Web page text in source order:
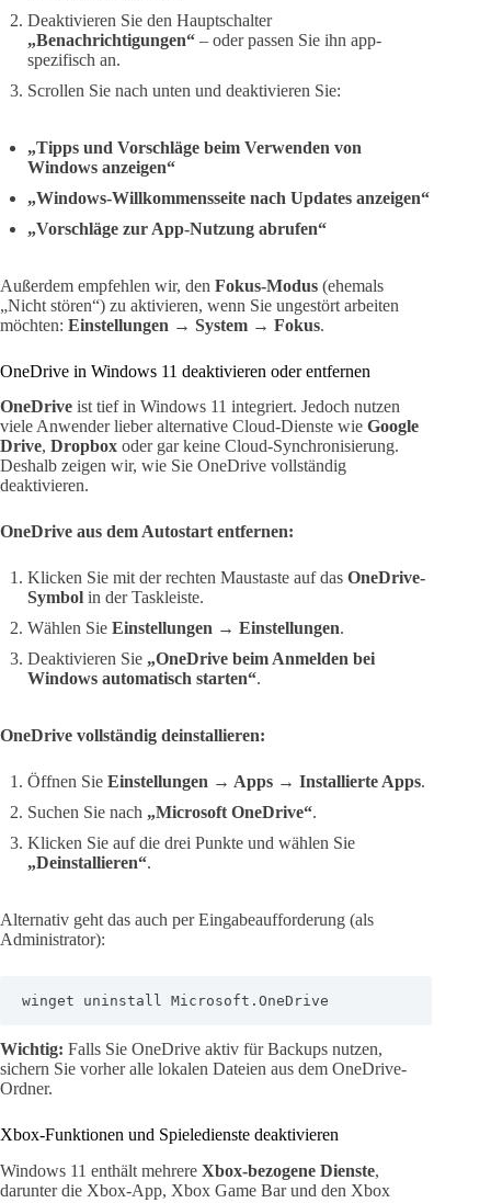
Deaktivieren Sie den Hauptschalter
„Benachrichtigungen“ – oder passen Sie ihn app-
spezifisch an.
Scrollen Sie nach unten und deaktivieren Sie:
„Tipps und Vorschläge beim Verwenden von
Windows anzeigen“
„Windows-Willkommensseite nach Updates anzeigen“
„Vorschläge zur App-Nutzung abrufen“
Außerdem empfehlen wir, den Fokus-Modus (ehemals
„Nicht stören“) zu aktivieren, wenn Sie ungestört arbeiten
möchten: Einstellungen → System → Fokus.
OneDrive in Windows 11 deaktivieren oder entfernen
OneDrive ist tief in Windows 11 integriert. Jedoch nutzen
viele Anwender lieber alternative Cloud-Dienste wie Google
Drive, Dropbox oder gar keine Cloud-Synchronisierung.
Deshalb zeigen wir, wie Sie OneDrive vollständig
deaktivieren.
OneDrive aus dem Autostart entfernen:
Klicken Sie mit der rechten Maustaste auf das OneDrive-
Symbol in der Taskleiste.
Wählen Sie Einstellungen → Einstellungen.
Deaktivieren Sie „OneDrive beim Anmelden bei
Windows automatisch starten“.
OneDrive vollständig deinstallieren:
Öffnen Sie Einstellungen → Apps → Installierte Apps.
Suchen Sie nach „Microsoft OneDrive“.
Klicken Sie auf die drei Punkte und wählen Sie
„Deinstallieren“.
Alternativ geht das auch per Eingabeaufforderung (als
Administrator):
winget uninstall Microsoft.OneDrive
Wichtig: Falls Sie OneDrive aktiv für Backups nutzen,
sichern Sie vorher alle lokalen Dateien aus dem OneDrive-
Ordner.
Xbox-Funktionen und Spieledienste deaktivieren
Windows 11 enthält mehrere Xbox-bezogene Dienste,
darunter die Xbox-App, Xbox Game Bar und den Xbox